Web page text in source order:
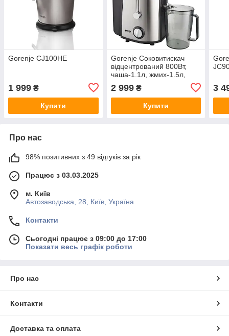
Gorenje CJ100HE
1 999 ₴
Купити
Gorenje Соковитискач
відцентрований 800Вт,
чаша-1.1л, жмих-1.5л,
пластик/метал, чорний
2 999₴
Купити
3
Про нас
98% позитивних з 49 відгуків за рік
Працює з 03.03.2025
м. Київ
Автозаводська, 28, Київ, Україна
Контакти
Сьогодні працює з 09:00 до 17:00
Показати весь графік роботи
Про нас
Контакти
Доставка та оплата